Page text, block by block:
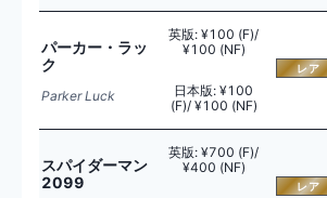
パーカー・ラッ
ク
Parker Luck
英版: ¥100 (F)/
¥100 (NF)
日本版: ¥100
(F)/ ¥100 (NF)
レア
スパイダーマン
2099
英版: ¥700 (F)/
¥400 (NF)
レア